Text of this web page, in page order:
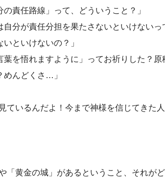
責任路線」って、どういうこと？」
分が責任分担を果たさないといけないっ
といけないの？」
を悟れますように」ってお祈りした？原
んどくさ…」
ているんだよ！今まで神様を信じてきた
「黄金の城」があるということ、それ